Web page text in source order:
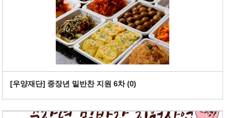
[우양재단] 중장년 밑반찬 지원 6차 (0)